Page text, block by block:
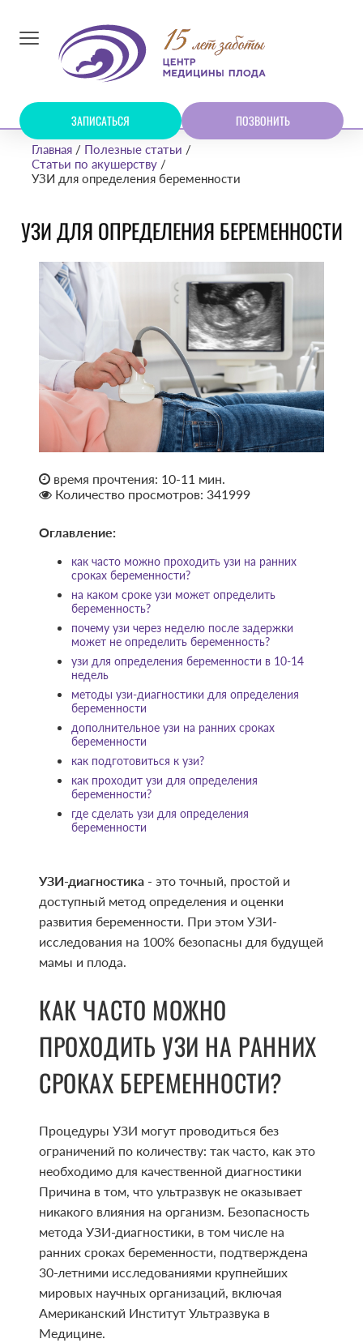
ЗАПИСАТЬСЯ ПОЗВОНИТЬ
Главная
Полезные статьи
Статьи по акушерству
УЗИ для определения беременности
УЗИ ДЛЯ ОПРЕДЕЛЕНИЯ БЕРЕМЕННОСТИ
время прочтения: 10-11 мин.
Количество просмотров: 341999
Оглавление:
как часто можно проходить узи на ранних
сроках беременности?
на каком сроке узи может определить
беременность?
почему узи через неделю после задержки
может не определить беременность?
узи для определения беременности в 10-14
недель
методы узи-диагностики для определения
беременности
дополнительное узи на ранних сроках
беременности
как подготовиться к узи?
как проходит узи для определения
беременности?
где сделать узи для определения
беременности
УЗИ-диагностика - это точный, простой и
доступный метод определения и оценки
развития беременности. При этом УЗИ-
исследования на 100% безопасны для будущей
мамы и плода.
КАК ЧАСТО МОЖНО
ПРОХОДИТЬ УЗИ НА РАННИХ
СРОКАХ БЕРЕМЕННОСТИ?
Процедуры УЗИ могут проводиться без
ограничений по количеству: так часто, как это
необходимо для качественной диагностики
Причина в том, что ультразвук не оказывает
никакого влияния на организм. Безопасность
метода УЗИ-диагностики, в том числе на
ранних сроках беременности, подтверждена
30-летними исследованиями крупнейших
мировых научных организаций, включая
Американский Институт Ультразвука в
Медицине.